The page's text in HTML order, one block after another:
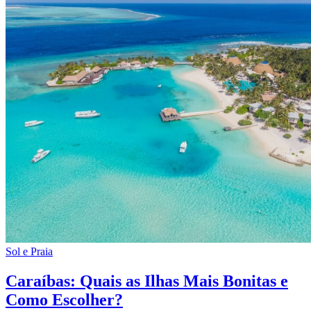
Sol e Praia
Caraíbas: Quais as Ilhas Mais Bonitas e
Como Escolher?